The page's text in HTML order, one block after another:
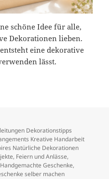
schöne Idee für alle,
Dekorationen lieben.
eine dekorative
lässt.
Dekorationstipps
Kreative Handarbeit
Natürliche Dekorationen
, Feiern und Anlässe,
Handgemachte Geschenke,
selber machen